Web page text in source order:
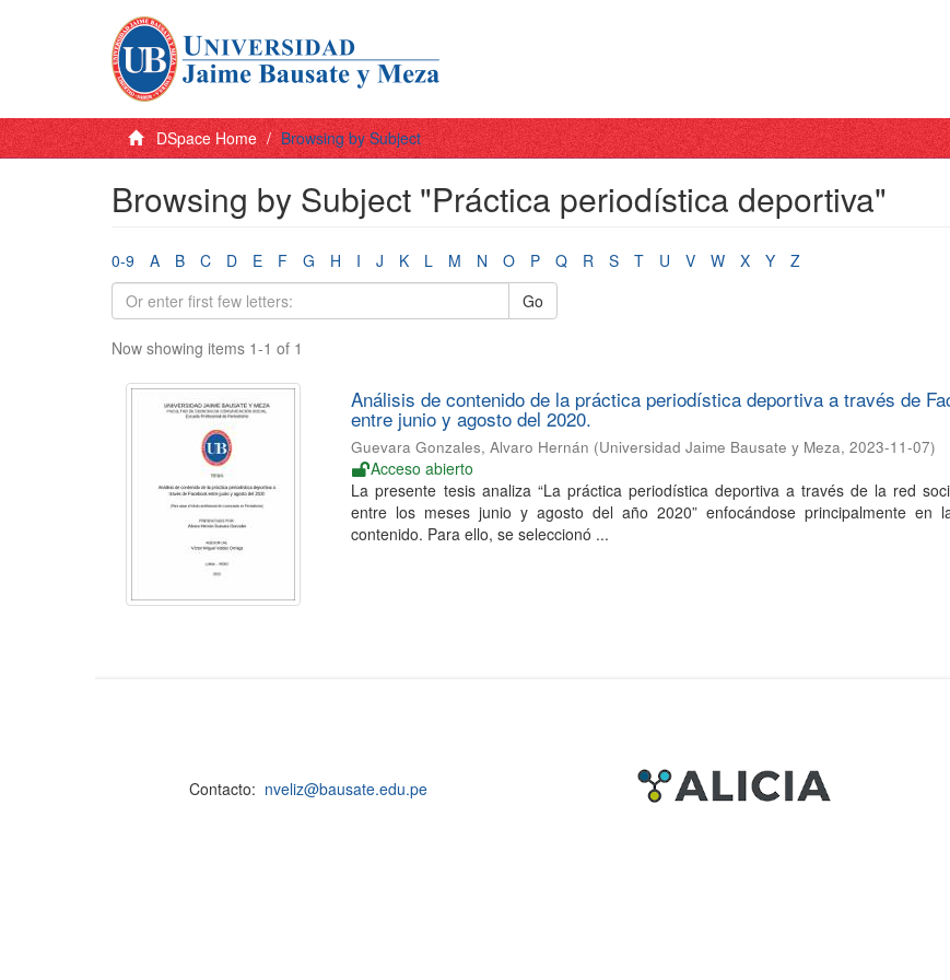
DSpace Home Browsing by Subject
Browsing by Subject "Práctica periodística deportiva"
0-9 A B C D E F G H I J K L M N O P Q R S T U V W X Y
Z
Go
Now showing items 1-1 of 1
Análisis de contenido de la práctica periodística deportiva a través de
entre junio y agosto del 2020.
Guevara Gonzales, Alvaro Hernán (Universidad Jaime Bausate y Meza,2023-11-07)
Acceso abierto
La presente tesis analiza “La práctica periodística deportiva a través de la red
entre los meses junio y agosto del año 2020” enfocándose principalmente en
contenido. Para ello, se seleccionó ...
Contacto: nveliz@bausate.edu.pe